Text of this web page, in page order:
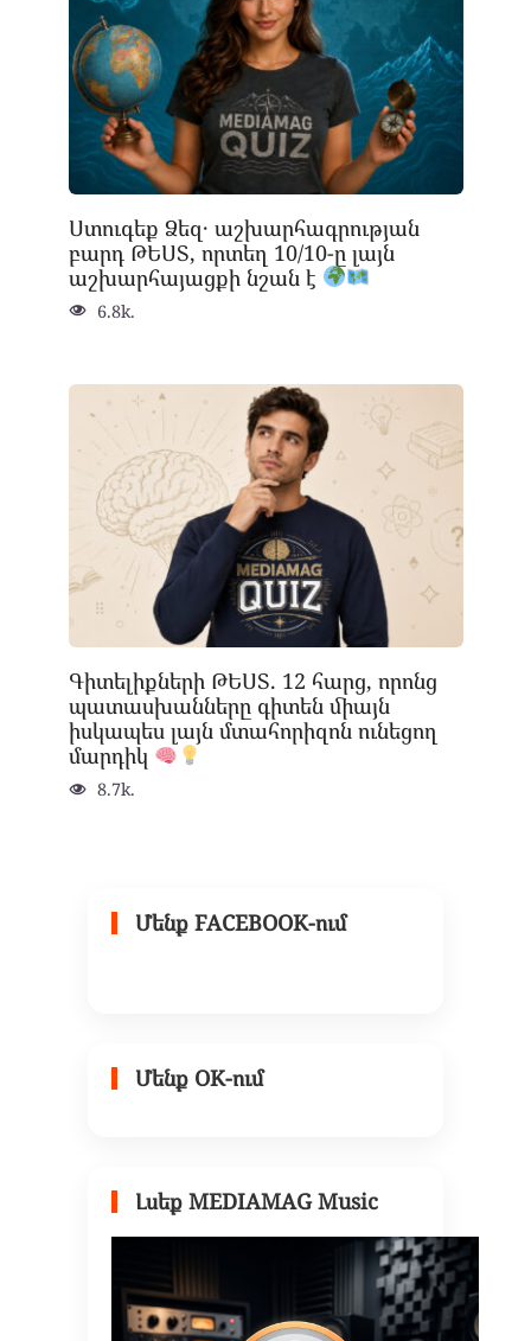
Ստուգեք Ձեզ․ աշխարհագրության
բարդ ԹԵՍՏ, որտեղ 10/10-ը լայն
աշխարհայացքի նշան է
6.8k.
Գիտելիքների ԹԵՍՏ. 12 հարց, որոնց
պատասխանները գիտեն միայն
իսկապես լայն մտահորիզոն ունեցող
մարդիկ
8.7k.
Մենք FACEBOOK-ում
Մենք OK-ում
Լսեք MEDIAMAG Music